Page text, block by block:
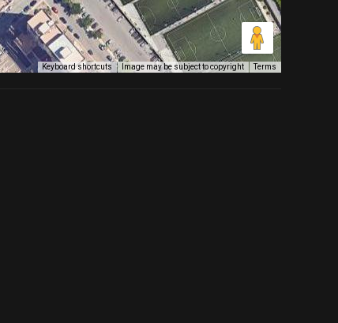
Keyboard shortcuts Image may be subject to copyright Terms